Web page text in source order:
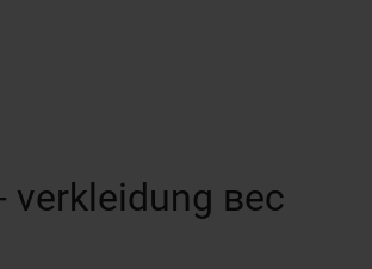
verkleidung вес